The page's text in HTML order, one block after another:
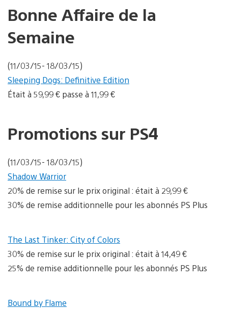
Bonne Affaire de la
Semaine
(11/03/15- 18/03/15)
Sleeping Dogs: Definitive Edition
Était à 59,99 € passe à 11,99 €
Promotions sur PS4
(11/03/15- 18/03/15)
Shadow Warrior
20% de remise sur le prix original : était à 29,99 €
30% de remise additionnelle pour les abonnés PS Plus
The Last Tinker: City of Colors
30% de remise sur le prix original : était à 14,49 €
25% de remise additionnelle pour les abonnés PS Plus
Bound by Flame